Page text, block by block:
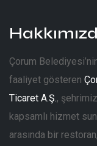
Çorum
faaliyet gösteren
Ticaret A.Ş.,
kapsamlı hizmet
arasında bir